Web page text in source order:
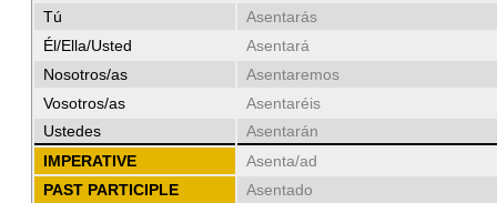
Tú
Asentarás
Él/Ella/Usted
Asentará
Nosotros/as
Asentaremos
Vosotros/as
Asentaréis
Ustedes
Asentarán
IMPERATIVE
Asenta/ad
PAST PARTICIPLE
Asentado